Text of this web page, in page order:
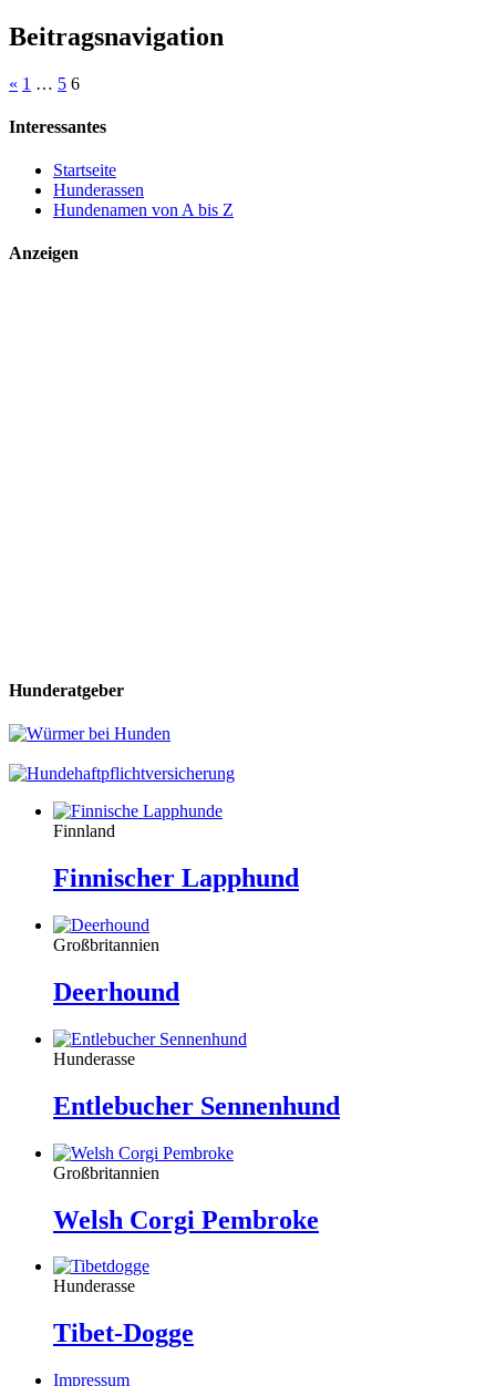
Beitragsnavigation
« 1 … 5 6
Interessantes
Startseite
Hunderassen
Hundenamen von A bis Z
Anzeigen
Hunderatgeber
Finnland
Finnischer Lapphund
Großbritannien
Deerhound
Hunderasse
Entlebucher Sennenhund
Großbritannien
Welsh Corgi Pembroke
Hunderasse
Tibet-Dogge
Impressum